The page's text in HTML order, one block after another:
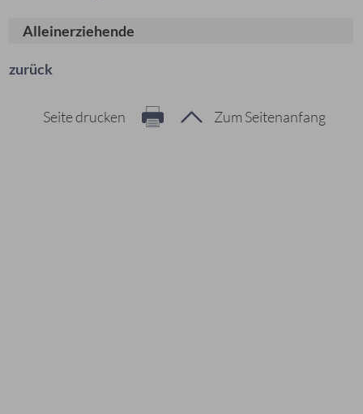
Alleinerziehende
zurück
Zum Seitenanfang
Seite drucken